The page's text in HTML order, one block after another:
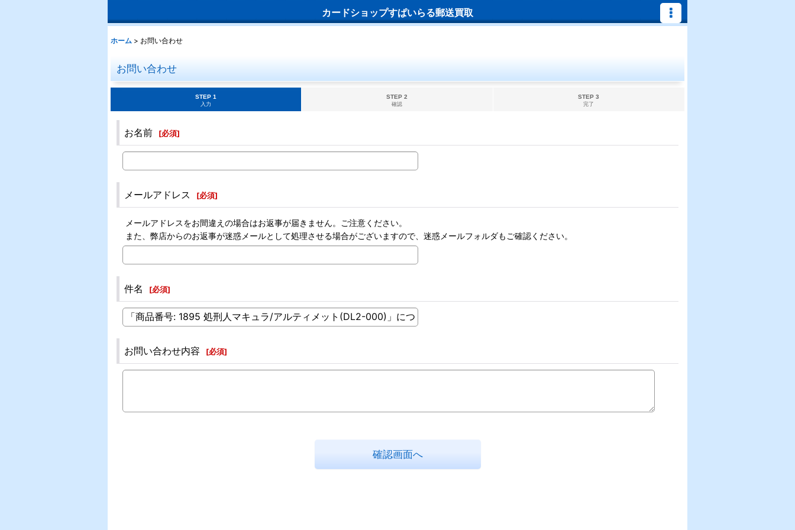
カードショップすぱいらる郵送買取
ホーム > お問い合わせ
お問い合わせ
STEP 1
入力
STEP 2
確認
STEP 3
完了
お名前 [必須]
メールアドレス [必須]
メールアドレスをお間違えの場合はお返事が届きません。ご注意ください。
また、弊店からのお返事が迷惑メールとして処理させる場合がございますので、迷惑メールフォルダもご確認ください。
件名 [必須]
お問い合わせ内容 [必須]
確認画面へ